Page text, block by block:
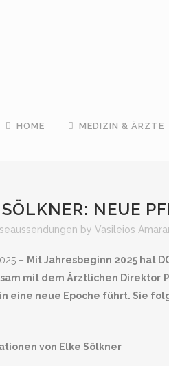
HOME MEDIZIN & ÄRZTE
NEUE
by Vasileios
– Mit Jahresbeginn 2025 hat
mit dem Ärztlichen Direktor
eine neue Epoche führt. Sie
von Elke Sölkner